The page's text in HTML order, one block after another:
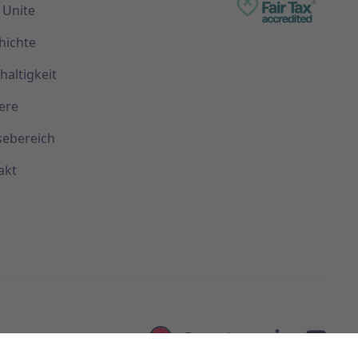
Deutsch